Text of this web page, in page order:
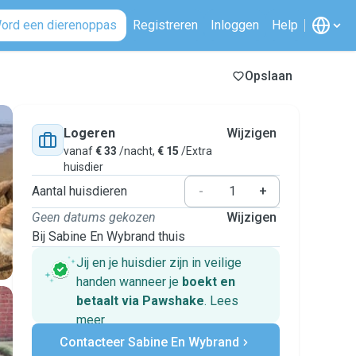
een dierenoppas Registreren Inloggen Help
Opslaan
Logeren
vanaf€ 33 /nacht, € 15 /Extra
huisdier
Wijzigen
Aantal huisdieren -
+
Geen datums gekozen
Bij Sabine En Wybrand thuis
Wijzigen
Jij en je huisdier zijn in veilige
handen wanneer je boekt en
betaalt via Pawshake. Lees
meer
Veilig betalen
Hulp als plannen veranderen
Contacteer Sabine En Wybrand